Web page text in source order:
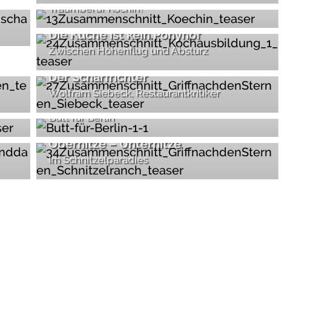
Traumberuf Köchin?
Die Küche ist kein Ponyhof
Zwischen Höhenflug und Absturz
Der Scharfrichter
Wolfram Siebeck, Restaurantkritiker
Zwei Männer und das Meer
Butt für Berlin
Oberhitze – Unterhitze
Im Schnitzelparadies